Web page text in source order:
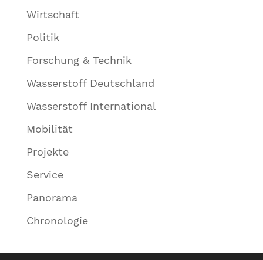
Wirtschaft
Politik
Forschung & Technik
Wasserstoff Deutschland
Wasserstoff International
Mobilität
Projekte
Service
Panorama
Chronologie